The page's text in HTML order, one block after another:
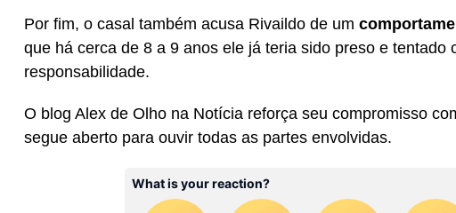
Por fim, o casal também acusa Rivaildo de um
que há cerca de 8 a 9 anos ele já teria sido preso e tentado
responsabilidade.
O blog Alex de Olho na Notícia reforça seu compromisso
segue aberto para ouvir todas as partes envolvidas.